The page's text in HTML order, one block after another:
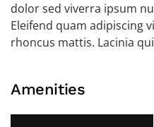
dolor sed viverra ipsum
Eleifend quam adipiscing
rhoncus mattis. Lacinia
Amenities